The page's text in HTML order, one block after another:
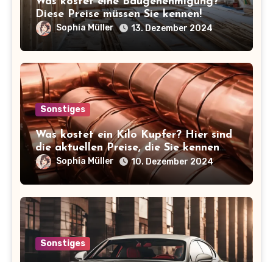
Diese Preise müssen Sie kennen!
Sophia Müller 13. Dezember 2024
Sonstiges
Was kostet ein Kilo Kupfer? Hier sind
die aktuellen Preise, die Sie kennen
sollten!Sophia Müller 10. Dezember 2024
Sonstiges